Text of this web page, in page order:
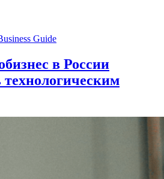
Guide
в России
технологическим